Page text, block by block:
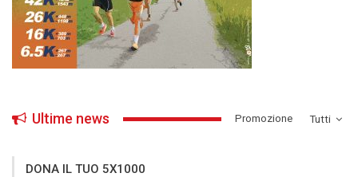
Tutti
Ultime news ­Promozione
DONA IL TUO 5X1000